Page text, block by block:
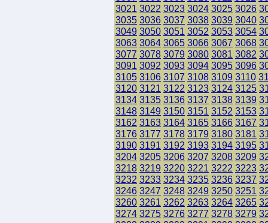
3021 3022 3023 3024 3025 3026
3035 3036 3037 3038 3039 3040
3049 3050 3051 3052 3053 3054
3063 3064 3065 3066 3067 3068
3077 3078 3079 3080 3081 3082
3091 3092 3093 3094 3095 3096
3105 3106 3107 3108 3109 3110
3120 3121 3122 3123 3124 3125
3134 3135 3136 3137 3138 3139
3148 3149 3150 3151 3152 3153
3162 3163 3164 3165 3166 3167
3176 3177 3178 3179 3180 3181
3190 3191 3192 3193 3194 3195
3204 3205 3206 3207 3208 3209
3218 3219 3220 3221 3222 3223
3232 3233 3234 3235 3236 3237
3246 3247 3248 3249 3250 3251
3260 3261 3262 3263 3264 3265
3274 3275 3276 3277 3278 3279